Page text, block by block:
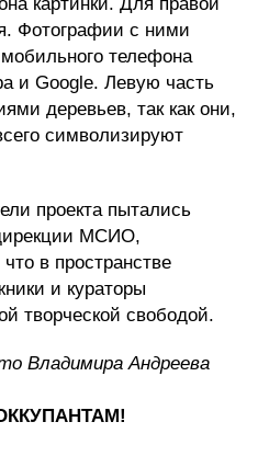
Фотографии с ними
телефона
и Google. Левую часть
деревьев, так как они,
символизируют
проекта пытались
МСИО,
в пространстве
и кураторы
творческой свободой.
Владимира Андреева